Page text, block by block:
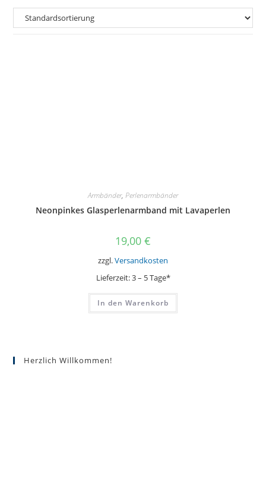
Armbänder, Perlenarmbänder
Neonpinkes Glasperlenarmband mit Lavaperlen
19,00 €
zzgl.Versandkosten
Lieferzeit:3 – 5 Tage*
In den Warenkorb
Herzlich Willkommen!